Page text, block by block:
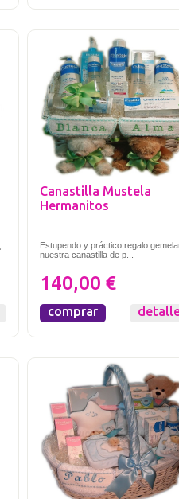
Canastilla Mustela
Hermanitos
Estupendo y práctico regalo
nuestra canastilla de p...
140,00 €
comprar